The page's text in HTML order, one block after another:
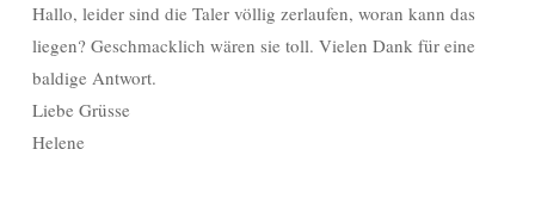
Hallo, leider sind die Taler völlig zerlaufen, woran kann das
liegen? Geschmacklich wären sie toll. Vielen Dank für eine
baldige Antwort.
Liebe Grüsse
Helene